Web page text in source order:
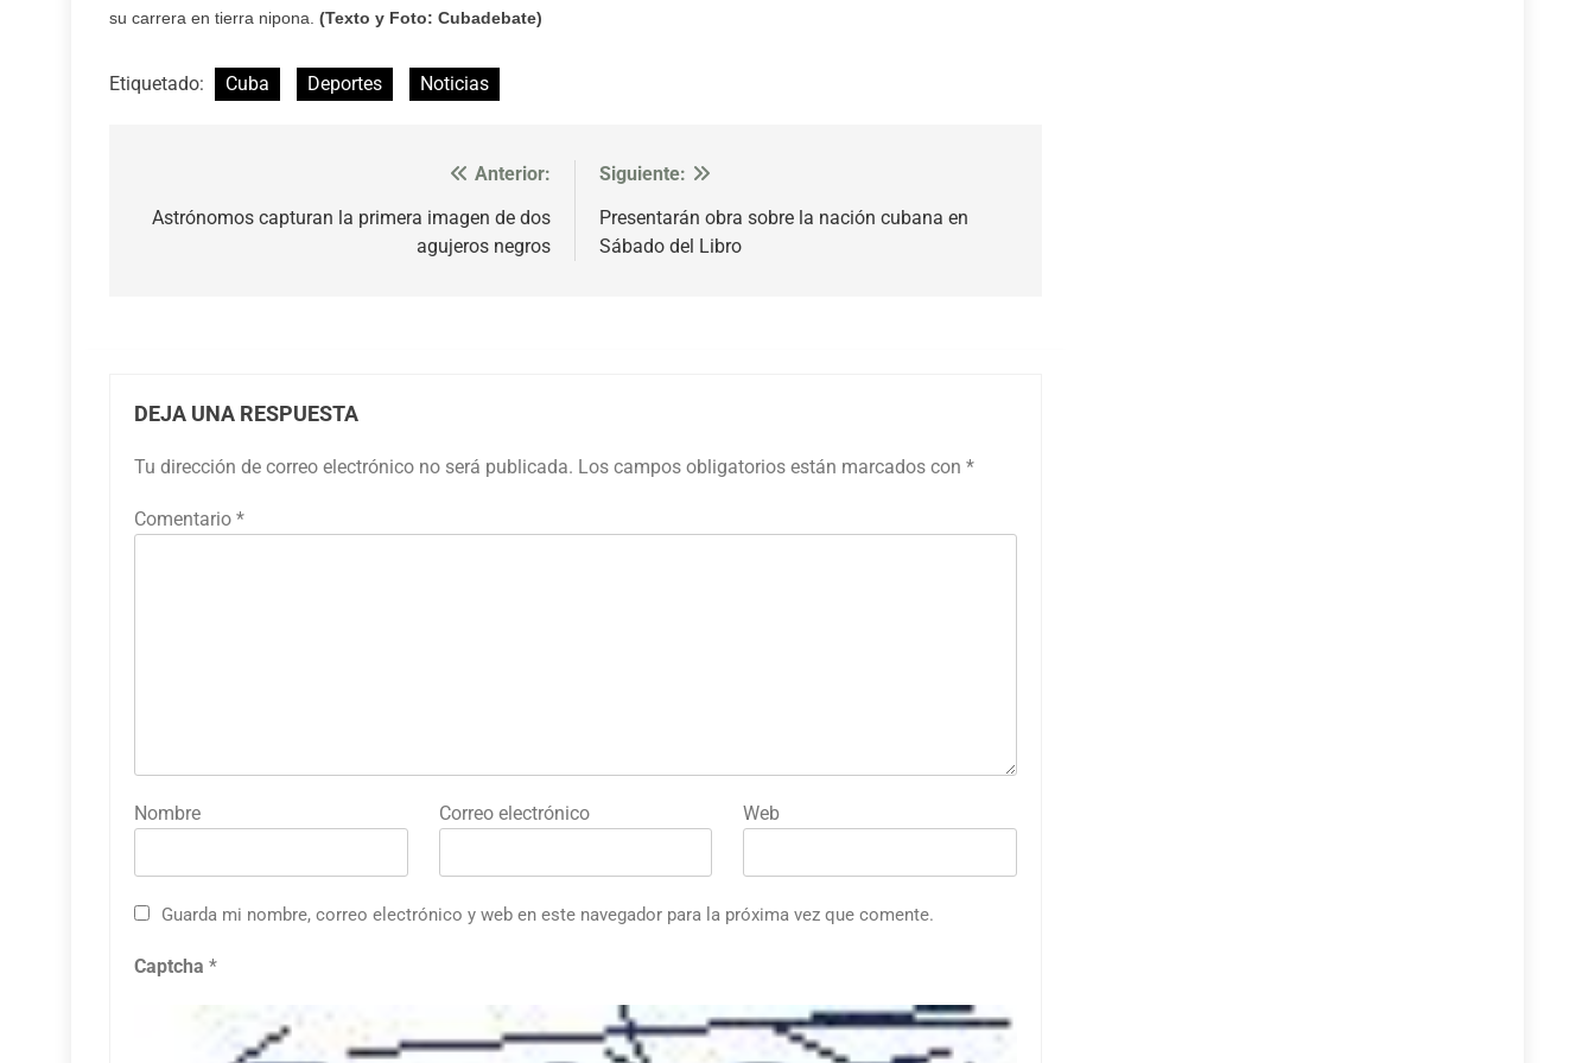
su carrera en tierra nipona. (Texto y Foto: Cubadebate)
Etiquetado: Cuba Deportes Noticias
de
Anterior:
Astrónomos capturan la primera imagen de dos
agujeros negros
Siguiente:
Presentarán obra sobre la nación cubana en
Sábado del Libro
DEJA UNA RESPUESTA
Tu dirección de correo electrónico no será publicada. Los campos obligatorios están marcados con *
Comentario *
Nombre Correo electrónico Web
Guarda mi nombre, correo electrónico y web en este navegador para la próxima vez que comente.
Captcha *